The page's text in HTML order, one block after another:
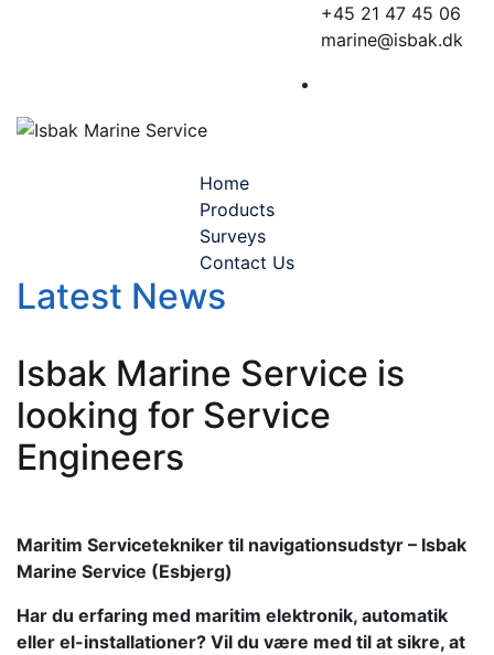
+45 21 47 45 06
marine@isbak.dk
Toggle navigationHome
Products
Surveys
Contact Us
Latest News
Isbak Marine Service is
looking for Service
Engineers
Maritim Servicetekniker til navigationsudstyr – Isbak
Marine Service (Esbjerg)
Har du erfaring med maritim elektronik, automatik
eller el-installationer? Vil du være med til at sikre, at